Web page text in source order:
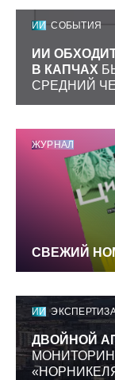
ИИ СОБЫТИЯ
ИИ
В КАПЧАХ
СРЕДНИЙ
ЖУРНАЛ
СВЕЖИЙ
ИИ
ДВОЙНОЙ